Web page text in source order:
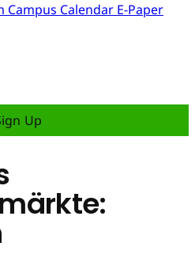
Campus Calendar E-Paper
Up